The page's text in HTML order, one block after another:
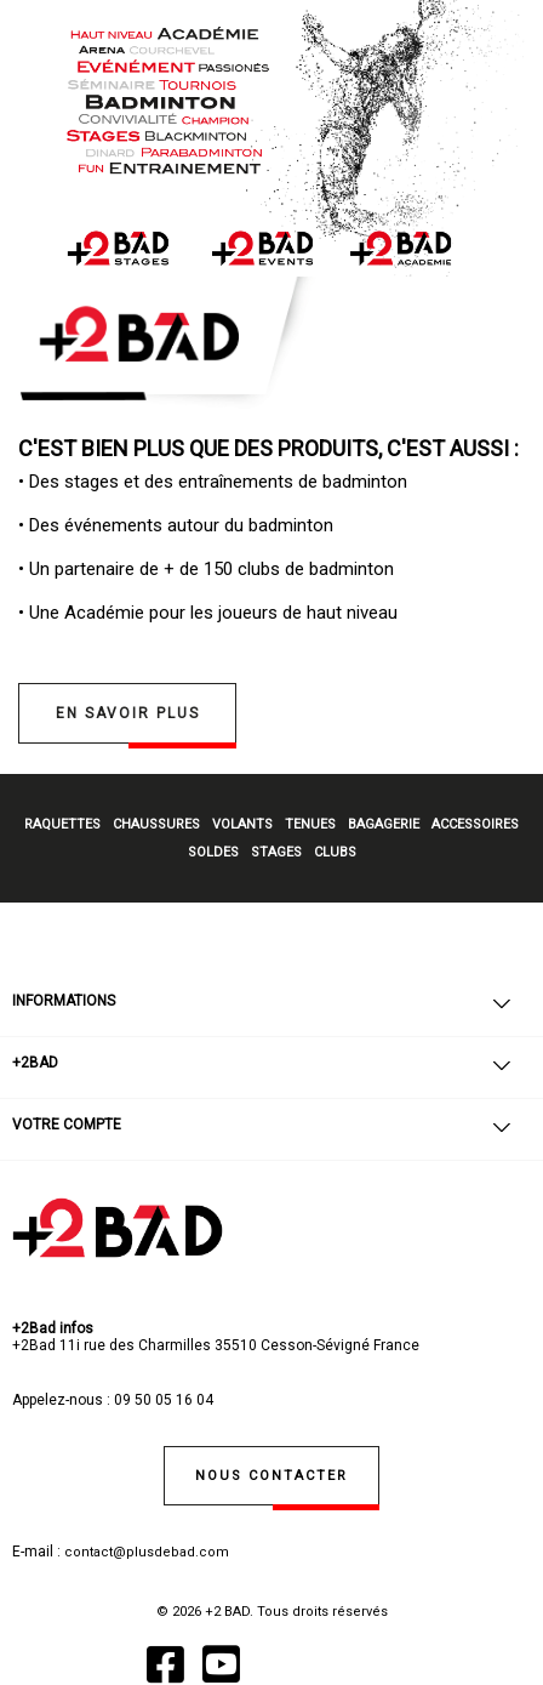
C'EST BIEN PLUS QUE DES PRODUITS, C'EST AUSSI :
• Des stages et des entraînements de badminton
• Des événements autour du badminton
• Un partenaire de + de 150 clubs de badminton
• Une Académie pour les joueurs de haut niveau
EN SAVOIR PLUS
RAQUETTES CHAUSSURES VOLANTS TENUES BAGAGERIE
ACCESSOIRES
SOLDES
STAGES CLUBS
INFORMATIONS
+2BAD
VOTRE COMPTE
+2Bad infos
+2Bad 11i rue des Charmilles 35510 Cesson-Sévigné France
Appelez-nous : 09 50 05 16 04
NOUS CONTACTER
E-mail : contact@plusdebad.com
© 2026 +2 BAD. Tous droits réservés